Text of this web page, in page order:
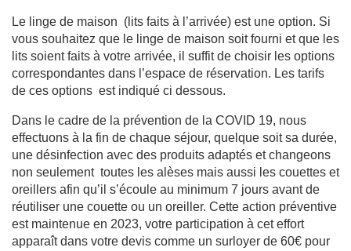
Le linge de maison (lits faits à l’arrivée) est une option. Si
vous souhaitez que le linge de maison soit fourni et que les
lits soient faits à votre arrivée, il suffit de choisir les options
correspondantes dans l’espace de réservation. Les tarifs
de ces options est indiqué ci dessous.
Dans le cadre de la prévention de la COVID 19, nous
effectuons à la fin de chaque séjour, quelque soit sa durée,
une désinfection avec des produits adaptés et changeons
non seulement toutes les alèses mais aussi les couettes et
oreillers afin qu’il s’écoule au minimum 7 jours avant de
réutiliser une couette ou un oreiller. Cette action préventive
est maintenue en 2023, votre participation à cet effort
apparaît dans votre devis comme un surloyer de 60€ pour